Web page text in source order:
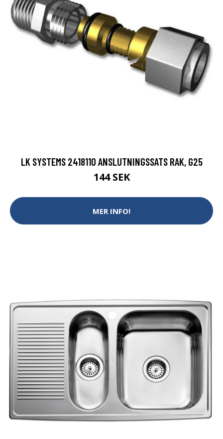
LK SYSTEMS 2418110 ANSLUTNINGSSATS RAK, G25
144 SEK
MER INFO!